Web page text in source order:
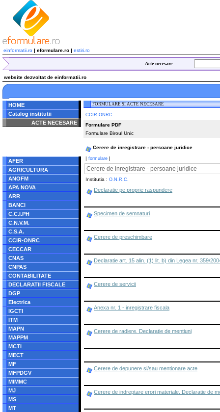
einformatii.ro | eformulare.ro | estiri.ro
Acte necesare
website dezvoltat de einformatii.ro
HOME
Catalog institutii
ACTE NECESARE
/home/eformulare.ro/public_html/navigare/stanga.php
AFER
AGRICULTURA
ANOFM
APA NOVA
ARR
BANCI
C.C.I.PH
C.N.V.M.
C.S.A.
CCIR-ONRC
CECCAR
CNAS
CNPAS
CONTABILITATE
DECLARATII FISCALE
DGP
Electrica
IGCTI
ITM
MAPN
MAPPM
MCTI
MECT
MF
MFPDGV
MIMMC
MJ
MS
MT
FORMULARE SI ACTE NECESARE
CCIR-ONRC
Formulare PDF
Formulare Biroul Unic
Cerere de inregistrare - persoane juridice
| formulare |
Cerere de inregistrare - persoane juridice
Institutia : O.N.R.C.
Declaratie pe proprie raspundere
Specimen de semnaturi
Cerere de preschimbare
Declaratie art. 15 alin. (1) lit. b) din Legea nr. 359/
Cerere de servicii
Anexa nr. 1 - inregistrare fiscala
Cerere de radiere. Declaratie de mentiuni
Cerere de depunere si/sau mentionare acte
Cerere de indreptare erori materiale. Declaratie de